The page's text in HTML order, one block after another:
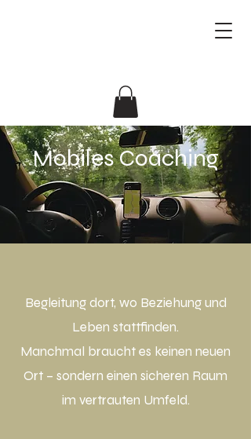
Mobiles Coaching
Begleitung dort, wo Beziehung und
Leben stattfinden.
Manchmal braucht es keinen neuen
Ort – sondern einen sicheren Raum
im vertrauten Umfeld.